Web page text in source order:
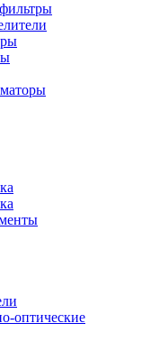
оптические